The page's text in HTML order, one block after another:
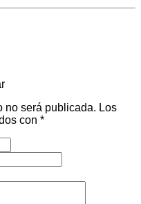
no será publicada. Los
con *